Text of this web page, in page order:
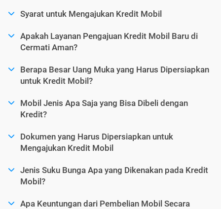
Syarat untuk Mengajukan Kredit Mobil
Apakah Layanan Pengajuan Kredit Mobil Baru di
Cermati Aman?
Berapa Besar Uang Muka yang Harus Dipersiapkan
untuk Kredit Mobil?
Mobil Jenis Apa Saja yang Bisa Dibeli dengan
Kredit?
Dokumen yang Harus Dipersiapkan untuk
Mengajukan Kredit Mobil
Jenis Suku Bunga Apa yang Dikenakan pada Kredit
Mobil?
Apa Keuntungan dari Pembelian Mobil Secara